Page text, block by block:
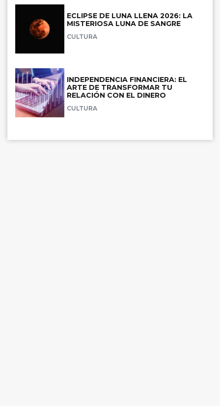
ECLIPSE DE LUNA LLENA 2026: LA
MISTERIOSA LUNA DE SANGRE
CULTURA
INDEPENDENCIA FINANCIERA: EL
ARTE DE TRANSFORMAR TU
RELACIÓN CON EL DINERO
CULTURA